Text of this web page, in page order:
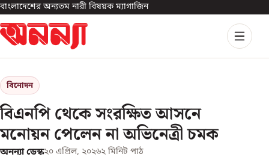
বাংলাদেশের অন্যতম নারী বিষয়ক ম্যাগাজিন
বিনোদন
বিএনপি থেকে সংরক্ষিত আসনে
মনোয়ন পেলেন না অভিনেত্রী চমক
অনন্যা ডেস্ক২০ এপ্রিল, ২০২৬২ মিনিট পাঠ